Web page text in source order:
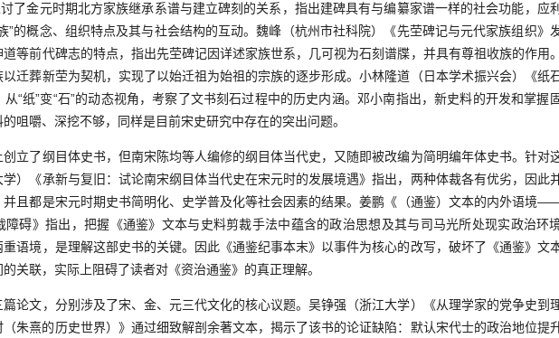
了金元时期北方家族继承系谱与建立碑刻的关系，指出建碑具有与编纂家谱一样的社会功能，应
”的概念、组织特点及其与社会结构的互动。魏峰（杭州市社科院）《先茔碑记与元代家族组织》
等前代碑志的特点，指出先茔碑记因详述家族世系，几可视为石刻谱牒，并具有尊祖收族的作用
迁葬新茔为契机，实现了以始迁祖为始祖的宗族的逐步形成。小林隆道（日本学术振兴会）《纸
“纸”变“石”的动态视角，考察了文书刻石过程中的历史内涵。邓小南指出，新史料的开发和掌握
咀嚼、深挖不够，同样是目前宋史研究中存在的突出问题。
了纲目体史书，但南宋陈均等人编修的纲目体当代史，又随即被改编为简明编年体史书。针对
）《承新与复旧：试论南宋纲目体当代史在宋元时的发展境遇》指出，两种体裁各有优劣，因此
并且都是宋元时期史书简明化、史学普及化等社会因素的结果。姜鹏《（通鉴）文本的内外语境
障碍》指出，把握《通鉴》文本与史料剪裁手法中蕴含的政治思想及其与司马光所处现实政治环
语境，是理解这部史书的关键。因此《通鉴纪事本末》以事件为核心的改写，破坏了《通鉴》文
关联，实际上阻碍了读者对《资治通鉴》的真正理解。
文，分别涉及了宋、金、元三代文化的核心议题。吴铮强（浙江大学）《从理学家的党争史到
朱熹的历史世界）》通过细致解剖余著文本，揭示了该书的论证缺陷：默认宋代士的政治地位提